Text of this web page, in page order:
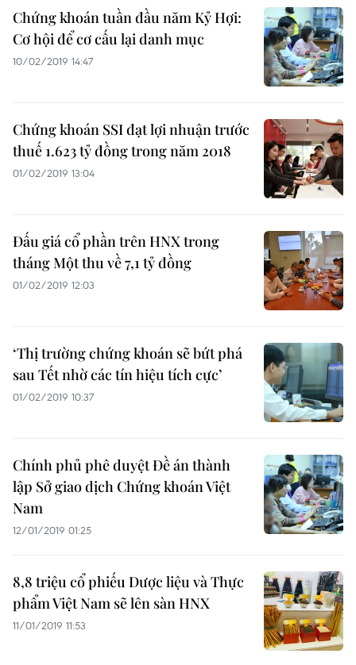
Chứng khoán tuần đầu năm Kỷ Hợi:
Cơ hội để cơ cấu lại danh mục
10/02/2019 14:47
Chứng khoán SSI đạt lợi nhuận trước
thuế 1.623 tỷ đồng trong năm 2018
01/02/2019 13:04
Đấu giá cổ phần trên HNX trong
tháng Một thu về 7,1 tỷ đồng
01/02/2019 12:03
‘Thị trường chứng khoán sẽ bứt phá
sau Tết nhờ các tín hiệu tích cực’
01/02/2019 10:37
Chính phủ phê duyệt Đề án thành
lập Sở giao dịch Chứng khoán Việt
Nam
12/01/2019 01:25
8,8 triệu cổ phiếu Dược liệu và Thực
phẩm Việt Nam sẽ lên sàn HNX
11/01/2019 11:53